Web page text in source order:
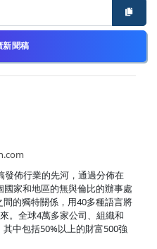
新聞稿
發佈行業的先河，通過分佈在
家和地區的無與倫比的辦事處
的獨特關係，用40多種語言將
。全球4萬多家公司、組織和
中包括50%以上的財富500強